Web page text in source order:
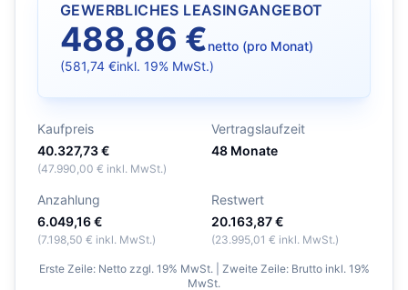
GEWERBLICHES LEASINGANGEBOT
488,86 €netto (pro Monat)
(581,74 €inkl. 19% MwSt.)
Kaufpreis
40.327,73 €
(47.990,00 € inkl. MwSt.)
Vertragslaufzeit
48 Monate
Anzahlung
6.049,16 €
(7.198,50 € inkl. MwSt.)
Restwert
20.163,87 €
(23.995,01 € inkl. MwSt.)
Erste Zeile: Netto zzgl. 19% MwSt. | Zweite Zeile: Brutto inkl. 19%
MwSt.